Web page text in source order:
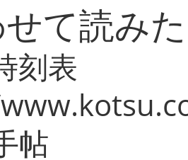
て読み
刻表
帖